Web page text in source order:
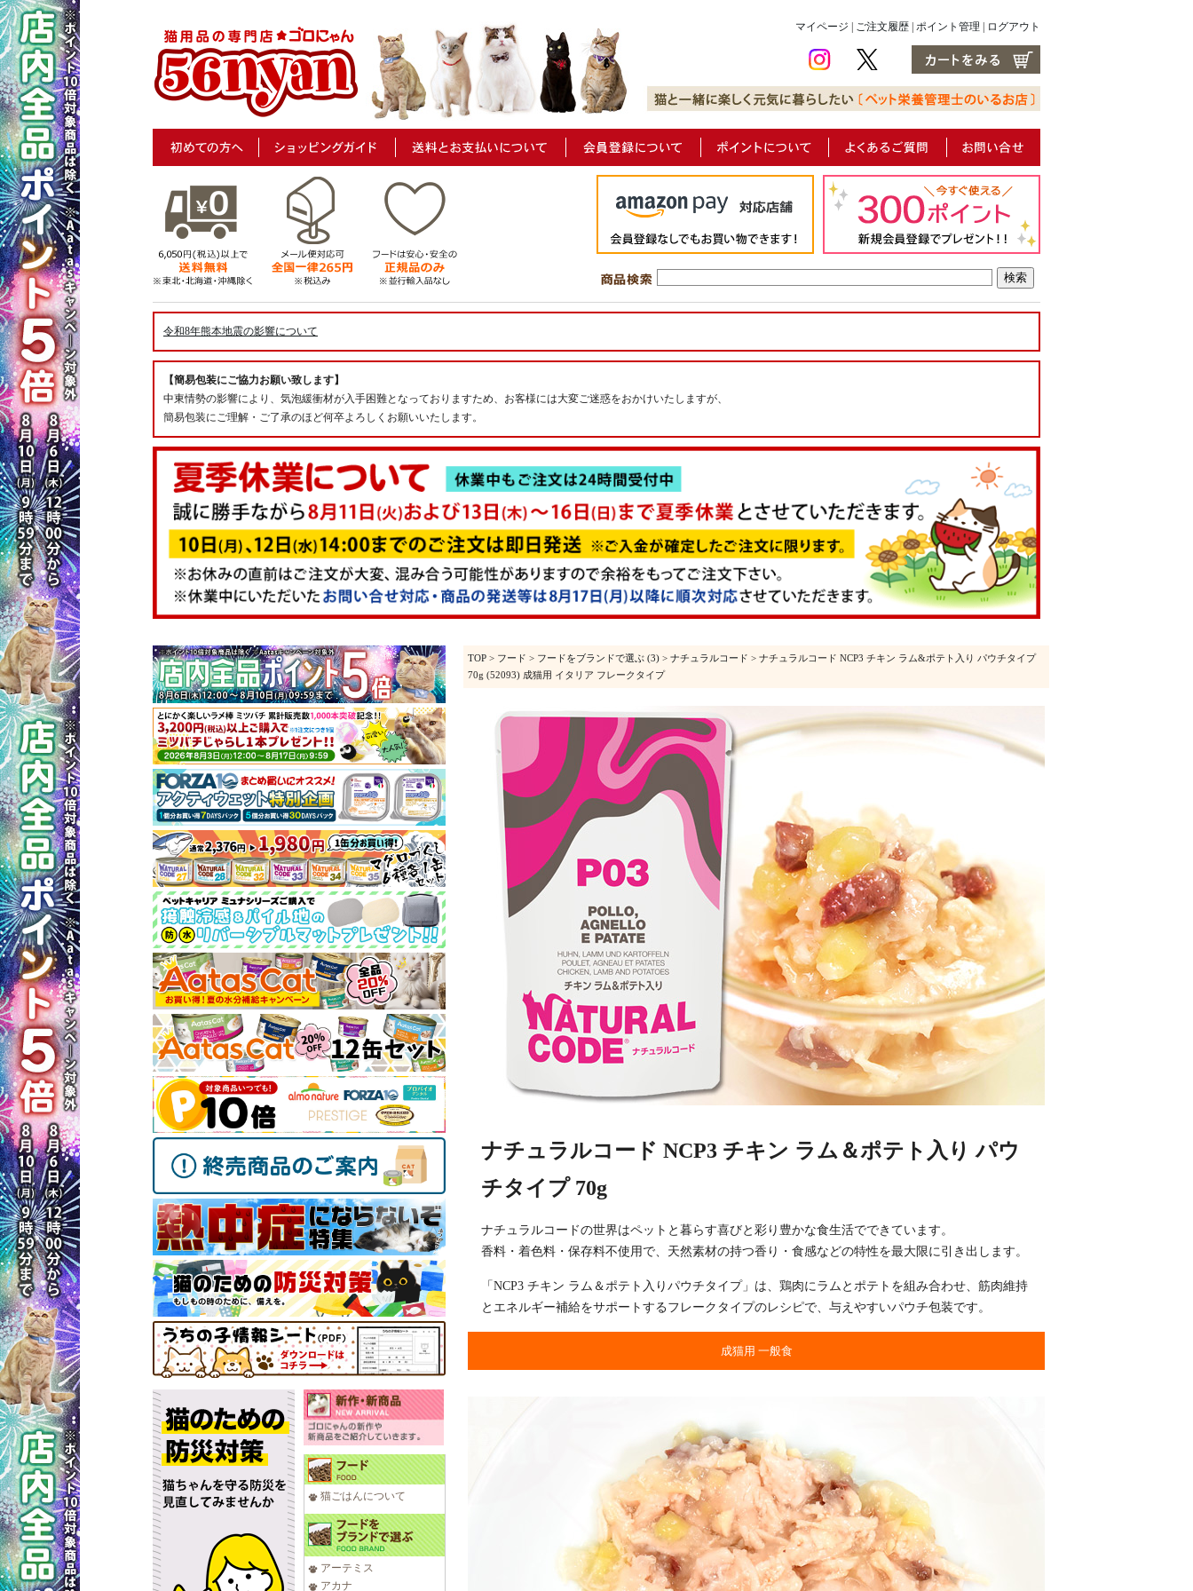
マイページ ご注文履歴 ポイント管理 ログアウト
令和8年熊本地震の影響について
【簡易包装にご協力お願い致します】
中東情勢の影響により、気泡緩衝材が入手困難となっておりますため、お客様には大変ご迷惑をおかけいたしますが、
簡易包装にご理解・ご了承のほど何卒よろしくお願いいたします。
猫ごはんについて
アーテミス
アカナ
TOP > フード > フードをブランドで選ぶ (3) > ナチュラルコード > ナチュラルコード NCP3 チキン ラム&ポテト入り パウチタイプ
70g (52093) 成猫用 イタリア フレークタイプ
ナチュラルコード NCP3 チキン ラム＆ポテト入り パウ
チタイプ 70g
ナチュラルコードの世界はペットと暮らす喜びと彩り豊かな食生活でできています。
香料・着色料・保存料不使用で、天然素材の持つ香り・食感などの特性を最大限に引き出します。
「NCP3 チキン ラム＆ポテト入りパウチタイプ」は、鶏肉にラムとポテトを組み合わせ、筋肉維持
とエネルギー補給をサポートするフレークタイプのレシピで、与えやすいパウチ包装です。
成猫用 一般食